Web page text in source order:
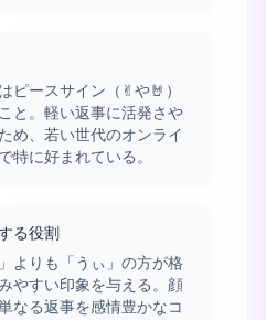
ピースサイン（✌︎や🤘）
と。軽い返事に活発さや
め、若い世代のオンライ
特に好まれている。
る役割
よりも「うぃ」の方が格
やすい印象を与える。顔
なる返事を感情豊かなコ